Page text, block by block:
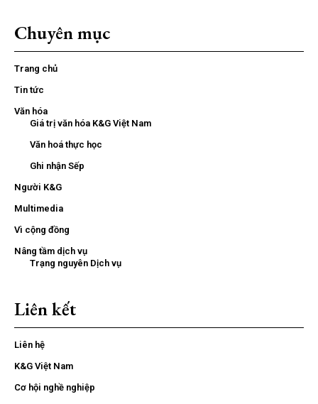
Chuyên mục
Trang chủ
Tin tức
Văn hóa
Giá trị văn hóa K&G Việt Nam
Văn hoá thực học
Ghi nhận Sếp
Người K&G
Multimedia
Vì cộng đồng
Nâng tầm dịch vụ
Trạng nguyên Dịch vụ
Liên kết
Liên hệ
K&G Việt Nam
Cơ hội nghề nghiệp